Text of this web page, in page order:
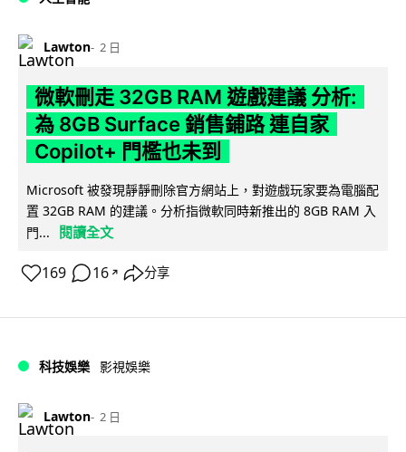
Lawton 2 日
微軟刪走 32GB RAM 遊戲建議 分析:
為 8GB Surface 銷售鋪路 連自家
Copilot+ 門檻也未到
Microsoft 被發現靜靜刪除官方網站上，對遊戲玩家要為電腦配
置 32GB RAM 的建議。分析指微軟同時新推出的 8GB RAM 入
門...
閱讀全文
169 16 ↗ 分享
科技娛樂 影視娛樂
Lawton 2 日